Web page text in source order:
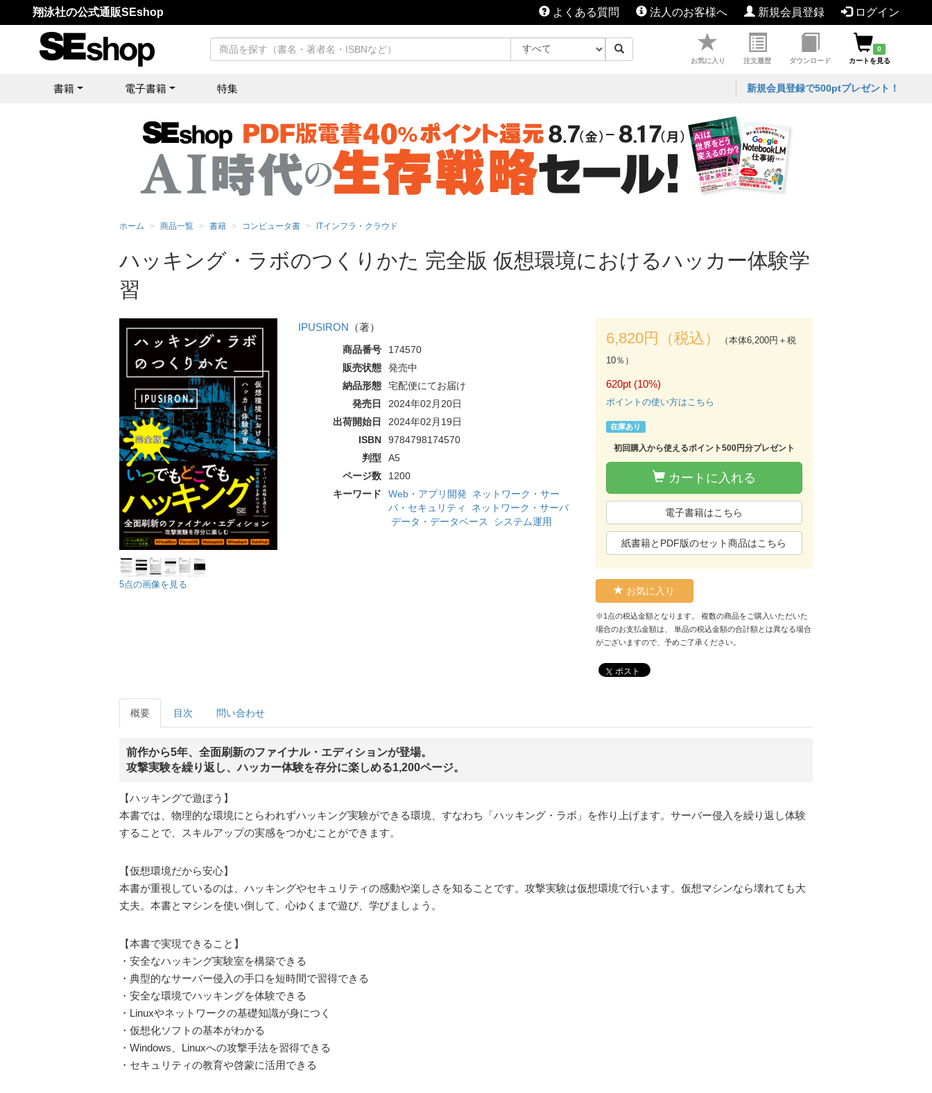
翔泳社の公式通販SEshop よくある質問 法人のお客様へ 新規会員登録 ログイン
お気に入り 注文履歴 ダウンロード
0
カートを見る
書籍 電子書籍 特集 新規会員登録で500ptプレゼント！
ホーム 商品一覧 書籍 コンピュータ書 ITインフラ・クラウド
ハッキング・ラボのつくりかた 完全版 仮想環境におけるハッカー体験学
習
5点の画像を見る
IPUSIRON （著）
商品番号
174570
販売状態
発売中
納品形態
宅配便にてお届け
発売日
2024年02月20日
出荷開始日
2024年02月19日
ISBN
9784798174570
判型
A5
ページ数
1200
キーワード
Web・アプリ開発
ネットワーク・サー
バ・セキュリティ
ネットワーク・サーバ
データ・データベース
システム運用
6,820円（税込）
（本体6,200円＋税
10％）
620pt (10%)
ポイントの使い方はこちら
在庫あり
初回購入から使えるポイント500円分プレゼント
カートに入れる
電子書籍はこちら
紙書籍とPDF版のセット商品はこちら
お気に入り
※1点の税込金額となります。 複数の商品をご購入いただいた
場合のお支払金額は、 単品の税込金額の合計額とは異なる場合
がございますので、予めご了承ください。
ポスト
概要 目次 問い合わせ
前作から5年、全面刷新のファイナル・エディションが登場。
攻撃実験を繰り返し、ハッカー体験を存分に楽しめる1,200ページ。
【ハッキングで遊ぼう】
本書では、物理的な環境にとらわれずハッキング実験ができる環境、すなわち「ハッキング・ラボ」を作り上げます。サーバー侵入を繰り返し体験
することで、スキルアップの実感をつかむことができます。
【仮想環境だから安心】
本書が重視しているのは、ハッキングやセキュリティの感動や楽しさを知ることです。攻撃実験は仮想環境で行います。仮想マシンなら壊れても大
丈夫。本書とマシンを使い倒して、心ゆくまで遊び、学びましょう。
【本書で実現できること】
・安全なハッキング実験室を構築できる
・典型的なサーバー侵入の手口を短時間で習得できる
・安全な環境でハッキングを体験できる
・Linuxやネットワークの基礎知識が身につく
・仮想化ソフトの基本がわかる
・Windows、Linuxへの攻撃手法を習得できる
・セキュリティの教育や啓蒙に活用できる